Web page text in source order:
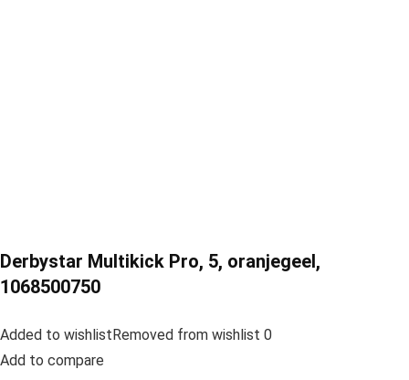
Derbystar Multikick Pro, 5, oranjegeel,
1068500750
Added to wishlistRemoved from wishlist 0
Add to compare